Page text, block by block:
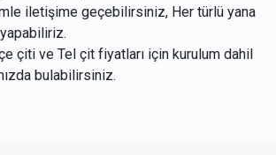
iletişime geçebilirsiniz, Her türlü yana
çiti ve Tel çit fiyatları için kurulum dahil
bulabilirsiniz.